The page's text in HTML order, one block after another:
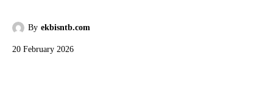
By ekbisntb.com
20 February 2026